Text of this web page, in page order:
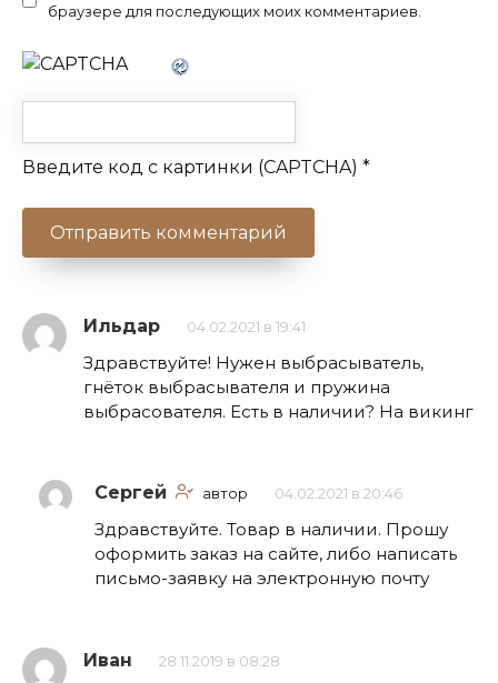
браузере для последующих моих комментариев.
Введите код с картинки (CAPTCHA) *
Ильдар 04.02.2021 в 19:41
Здравствуйте! Нужен выбрасыватель,
гнёток выбрасывателя и пружина
выбрасователя. Есть в наличии? На викинг
Сергей автор 04.02.2021 в 20:46
Здравствуйте. Товар в наличии. Прошу
оформить заказ на сайте, либо написать
письмо-заявку на электронную почту
Иван 28.11.2019 в 08:28